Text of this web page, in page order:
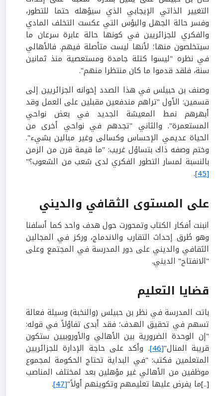
التغيير الذاتي الإيجابي الذي سيؤهله حتما للتطور،
وفسر حالة الجهل والبؤس التي عكست التخلف المادي
والفكري للجزائريين في كونها حالة عابرة سرعان ما
سيتخلصون منها؛ لأنها ليست متأصلة فيهم. فالأهالي
في نظره "ليسوا كتلة جامدة ومستعصية منذ ثمانين
سنة، فلقد قدموا ما كان منتظرا منهم".
وصنف بن حبيلس في هذا الصدد إخوانه الجزائريين إلى
قسمين: الأول "تراهم مندفعين مقبلين على العمل وقد
أبهرهم نمط المعيشة الجديد في بعض نواحي
المستعمرة". والثاني "تجدهم في نواحي أخرى من
الحياة عديمي الإحساس وكسالى وغير مبالين بشيء".
وختم وصفه ذاك بتساؤل غريب: "ما قيمة قرن من الزمن
بالنسبة لمسار التطور الفكري لدى شعب من الشعوب؟"
[45]
.
على المستوى الثقافي والديني
انبنت أفكار الكتاب وتمحورت حول هدف واحد كما أسلفنا
وهو طُرق إحداث التقارب والاندماج، وركز في المجالين
الثقافي والديني على دور المدرسة في المجتمع وعلى
"الانفتاح" الديني.
قضايا التعليم
باتت المدرسة في نظر بن حبيلس (والنخبة) وسيلة فعالة
تسهم في تحقيق الهدف؛ فقد أبدى تفاؤلاً في قوله:
"إن الوحدة الضرورية بين الأهالي والأوروبيين ستكون
قريبة المنال"[46]
. وأكد على حاجة الإدارة للجزائريين
المتعلمين فكتب: "في البداية تحتاج الحكومة لمجموع
موظفين من الأهالي غير مؤهلين بعد لمختلف المناصب
[..]ما يفرض عليها تعليمهم وتكوينهم أولاً"[47]
.